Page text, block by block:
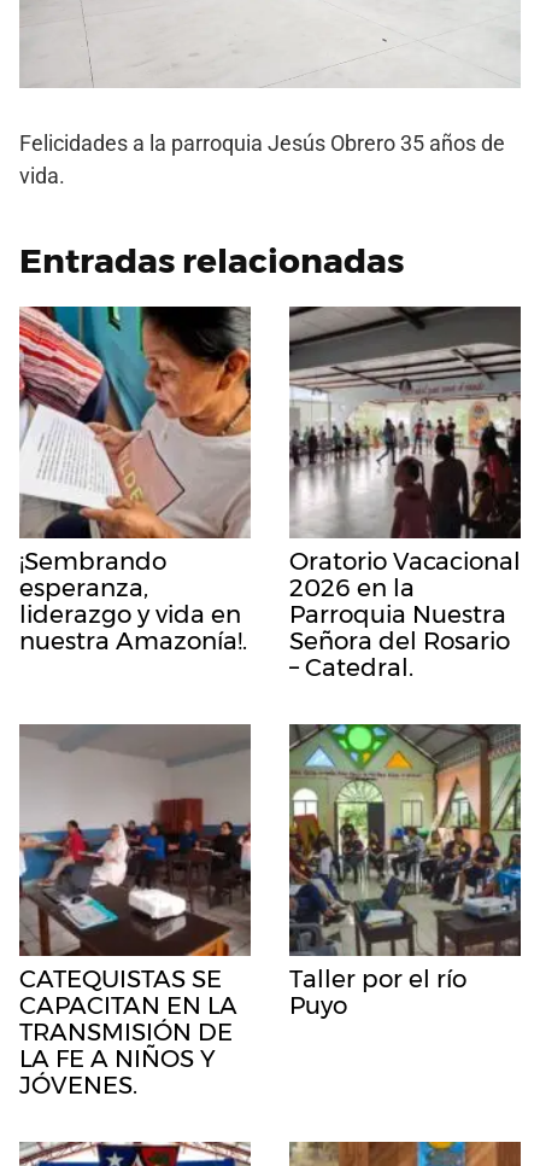
Felicidades a la parroquia Jesús Obrero 35 años de
vida.
Entradas relacionadas
¡Sembrando
esperanza,
liderazgo y vida en
nuestra Amazonía!.
Oratorio Vacacional
2026 en la
Parroquia Nuestra
Señora del Rosario
– Catedral.
CATEQUISTAS SE
CAPACITAN EN LA
TRANSMISIÓN DE
LA FE A NIÑOS Y
JÓVENES.
Taller por el río
Puyo